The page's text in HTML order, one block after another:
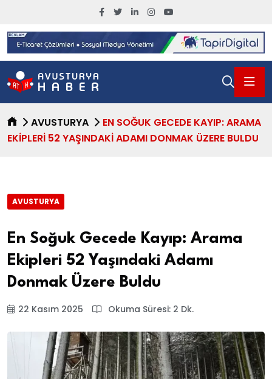
AVUSTURYA
EN SOĞUK GECEDE KAYIP: ARAMA
EKIPLERI 52 YAŞINDAKI ADAMI DONMAK ÜZERE BULDU
AVUSTURYA
En Soğuk Gecede Kayıp: Arama
Ekipleri 52 Yaşındaki Adamı
Donmak Üzere Buldu
22 Kasım 2025 Okuma Süresi: 2 Dk.